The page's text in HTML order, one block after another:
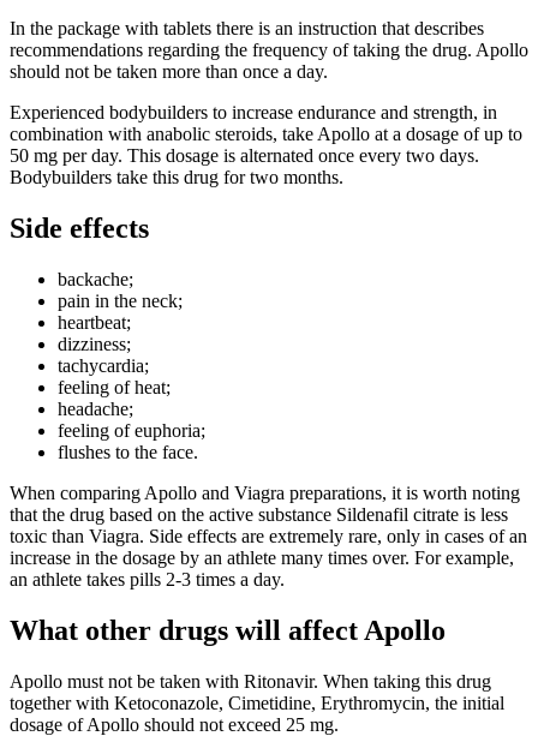
In the package with tablets there is an instruction that describes
recommendations regarding the frequency of taking the drug. Apollo
should not be taken more than once a day.
Experienced bodybuilders to increase endurance and strength, in
combination with anabolic steroids, take Apollo at a dosage of up to
50 mg per day. This dosage is alternated once every two days.
Bodybuilders take this drug for two months.
Side effects
backache;
pain in the neck;
heartbeat;
dizziness;
tachycardia;
feeling of heat;
headache;
feeling of euphoria;
flushes to the face.
When comparing Apollo and Viagra preparations, it is worth noting
that the drug based on the active substance Sildenafil citrate is less
toxic than Viagra. Side effects are extremely rare, only in cases of an
increase in the dosage by an athlete many times over. For example,
an athlete takes pills 2-3 times a day.
What other drugs will affect Apollo
Apollo must not be taken with Ritonavir. When taking this drug
together with Ketoconazole, Cimetidine, Erythromycin, the initial
dosage of Apollo should not exceed 25 mg.